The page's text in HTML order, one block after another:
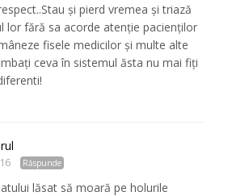
și pierd vremea și triază
lor fără sa acorde atenție pacienților
fisele medicilor și multe alte
ceva în sistemul ăsta nu mai fiți
Răspunde
lăsat să moară pe holurile